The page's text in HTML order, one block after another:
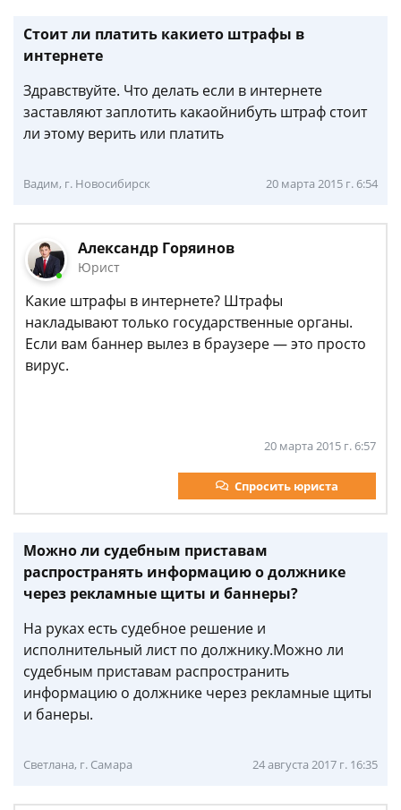
Стоит ли платить какието штрафы в
интернете
Здравствуйте. Что делать если в интернете
заставляют заплотить какаойнибуть штраф стоит
ли этому верить или платить
Вадим, г. Новосибирск 20 марта 2015 г. 6:54
Александр Горяинов
Юрист
Какие штрафы в интернете? Штрафы
накладывают только государственные органы.
Если вам баннер вылез в браузере — это просто
вирус.
20 марта 2015 г. 6:57
Спросить юриста
Можно ли судебным приставам
распространять информацию о должнике
через рекламные щиты и баннеры?
На руках есть судебное решение и
исполнительный лист по должнику.Можно ли
судебным приставам распространить
информацию о должнике через рекламные щиты
и банеры.
Светлана, г. Самара 24 августа 2017 г. 16:35